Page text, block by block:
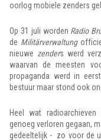
oorlog mobiele zenders
Op 31 juli worden Radio
de Militärverwaltung
nieuwe zenders werd
waarvan de meesten
propaganda werd in
bestuur maar stond ook
Heel wat
genoeg verloren gegaan,
gedeeltelijk - zo voor de